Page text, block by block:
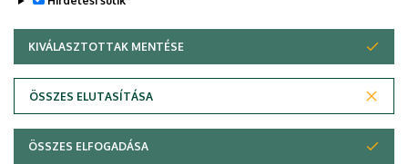
Adatvédelem
KIVÁLASZTOTTAK MENTÉSE
ÖSSZES ELUTASÍTÁSA
WITHDRAW CONSENT
ÖSSZES ELFOGADÁSA